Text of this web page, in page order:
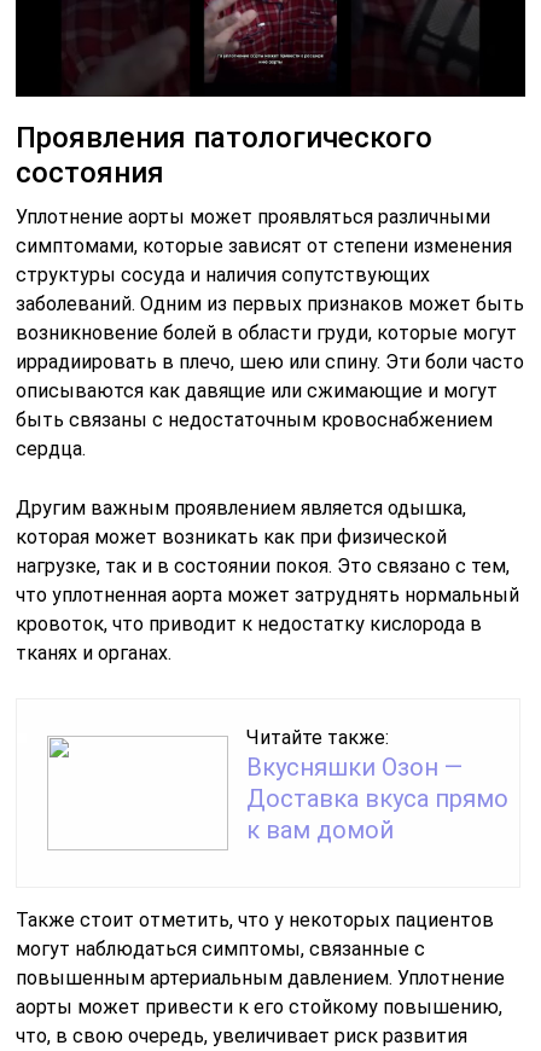
Проявления патологического
состояния
Уплотнение аорты может проявляться различными
симптомами, которые зависят от степени изменения
структуры сосуда и наличия сопутствующих
заболеваний. Одним из первых признаков может быть
возникновение болей в области груди, которые могут
иррадиировать в плечо, шею или спину. Эти боли часто
описываются как давящие или сжимающие и могут
быть связаны с недостаточным кровоснабжением
сердца.
Другим важным проявлением является одышка,
которая может возникать как при физической
нагрузке, так и в состоянии покоя. Это связано с тем,
что уплотненная аорта может затруднять нормальный
кровоток, что приводит к недостатку кислорода в
тканях и органах.
Читайте также:
Вкусняшки Озон —
Доставка вкуса прямо
к вам домой
Также стоит отметить, что у некоторых пациентов
могут наблюдаться симптомы, связанные с
повышенным артериальным давлением. Уплотнение
аорты может привести к его стойкому повышению,
что, в свою очередь, увеличивает риск развития